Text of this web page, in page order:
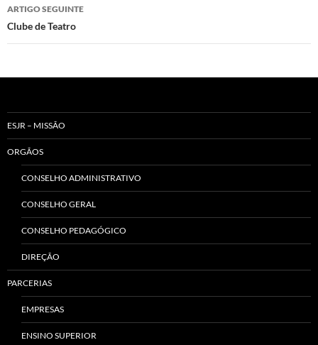
ARTIGO SEGUINTE
Clube de Teatro
ESJR – MISSÃO
ORGÃOS
CONSELHO ADMINISTRATIVO
CONSELHO GERAL
CONSELHO PEDAGÓGICO
DIREÇÃO
PARCERIAS
EMPRESAS
ENSINO SUPERIOR